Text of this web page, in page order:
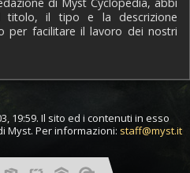
titolo, il tipo e la descrizione
per facilitare il lavoro dei nostri
19:59. Il sito ed i contenuti in esso
Myst. Per informazioni: staff@myst.it